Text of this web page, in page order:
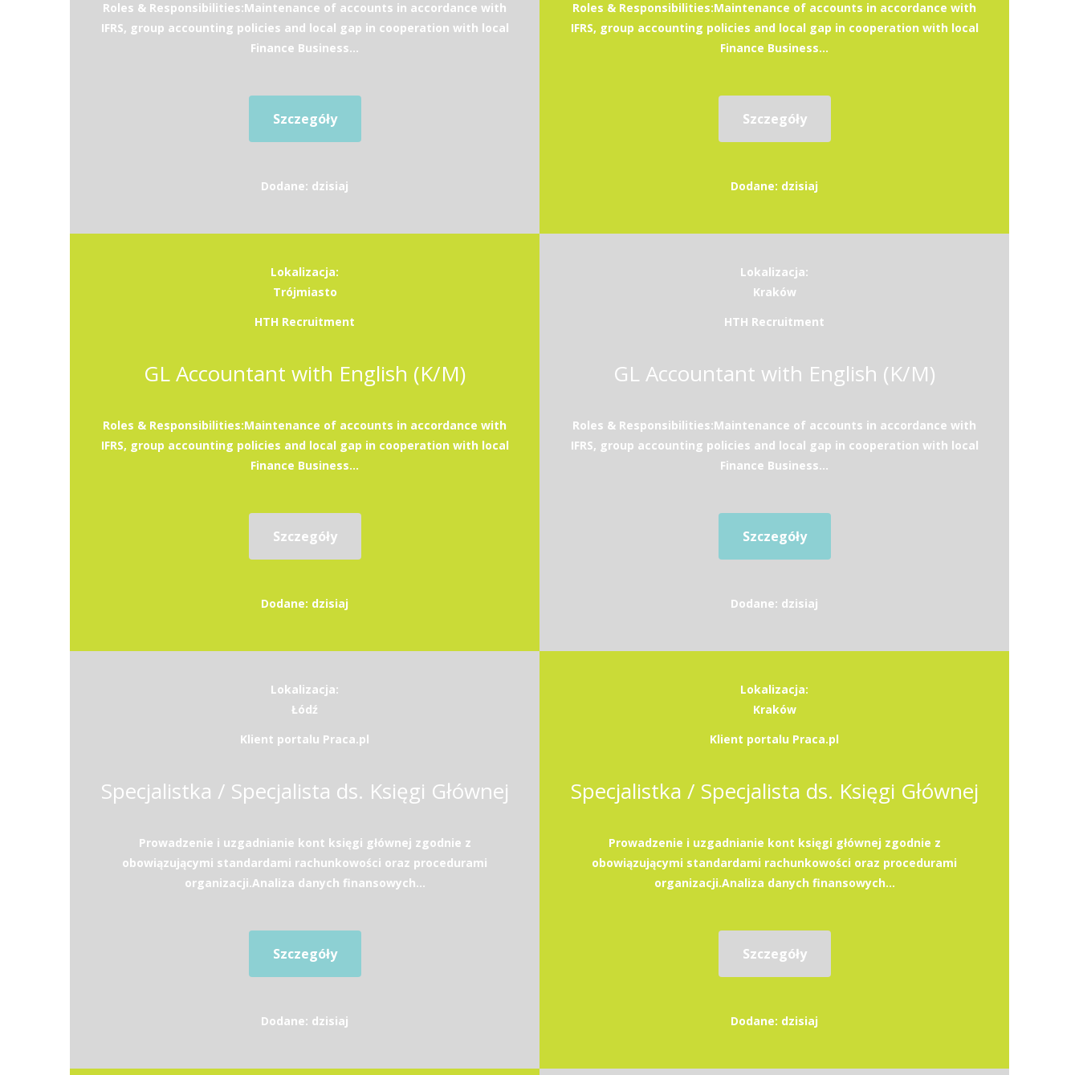
Roles & Responsibilities:Maintenance of accounts in accordance with
IFRS, group accounting policies and local gap in cooperation with local
Finance Business...
Szczegóły
Dodane: dzisiaj
Roles & Responsibilities:Maintenance of accounts in accordance with
IFRS, group accounting policies and local gap in cooperation with local
Finance Business...
Szczegóły
Dodane: dzisiaj
Lokalizacja:
Trójmiasto
HTH Recruitment
GL Accountant with English (K/M)
Roles & Responsibilities:Maintenance of accounts in accordance with
IFRS, group accounting policies and local gap in cooperation with local
Finance Business...
Szczegóły
Dodane: dzisiaj
Lokalizacja:
Kraków
HTH Recruitment
GL Accountant with English (K/M)
Roles & Responsibilities:Maintenance of accounts in accordance with
IFRS, group accounting policies and local gap in cooperation with local
Finance Business...
Szczegóły
Dodane: dzisiaj
Lokalizacja:
Łódź
Klient portalu Praca.pl
Specjalistka / Specjalista ds. Księgi Głównej
Prowadzenie i uzgadnianie kont księgi głównej zgodnie z
obowiązującymi standardami rachunkowości oraz procedurami
organizacji.Analiza danych finansowych...
Szczegóły
Dodane: dzisiaj
Lokalizacja:
Kraków
Klient portalu Praca.pl
Specjalistka / Specjalista ds. Księgi Głównej
Prowadzenie i uzgadnianie kont księgi głównej zgodnie z
obowiązującymi standardami rachunkowości oraz procedurami
organizacji.Analiza danych finansowych...
Szczegóły
Dodane: dzisiaj